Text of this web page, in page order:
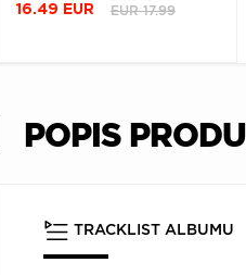
16.49 EUR
EUR 17.99
POPIS
TRACKLIST ALBUMU